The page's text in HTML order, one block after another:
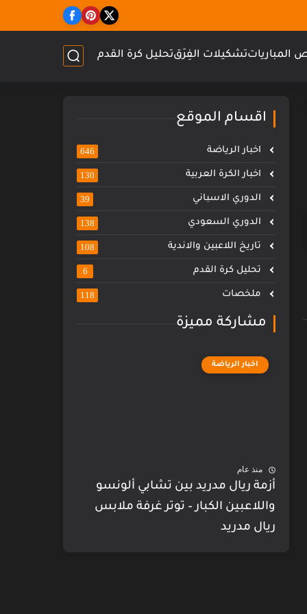
المبارياتتشكيلات الفِرَقتحليل كرة القدم
اقسام الموقع
اخبار الرياضة 646
اخبار الكرة العربية 130
الدوري الاسباني 39
الدوري السعودي 138
تاريخ اللاعبين والاندية 108
تحليل كرة القدم 6
ملخصات 118
مشاركة مميزة
اخبار الرياضة
منذ عام
أزمة ريال مدريد بين تشابي ألونسو
واللاعبين الكبار – توتر غرفة ملابس
ريال مدريد